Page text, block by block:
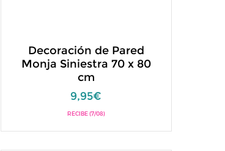
Decoración de Pared
Monja Siniestra 70 x 80
cm
9,95€
RECIBE (7/08)